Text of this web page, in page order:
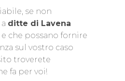
se non
ditte di Lavena
che possano fornire
sul vostro caso
troverete
fa per voi!